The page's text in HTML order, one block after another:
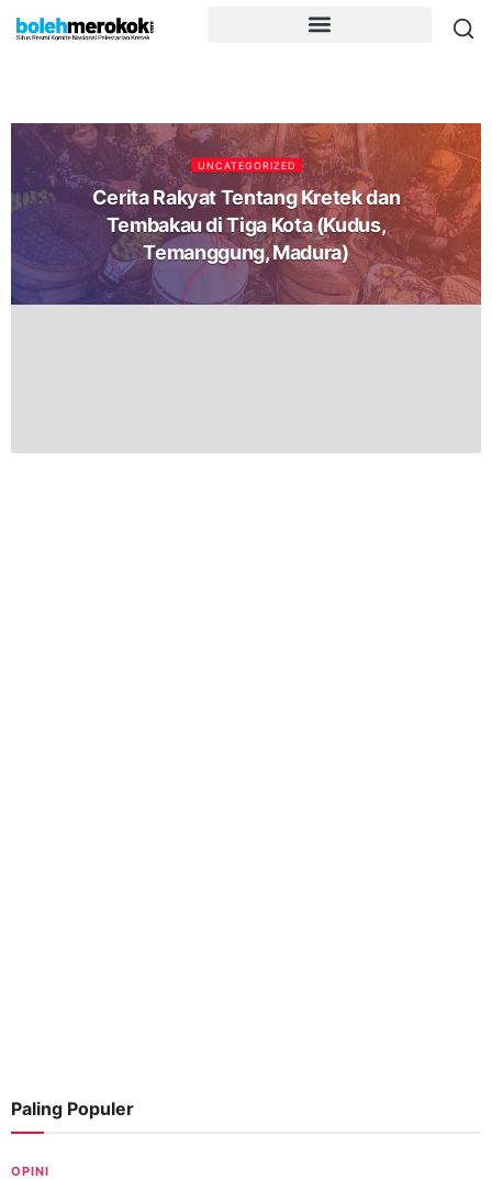
UNCATEGORIZED
Cerita Rakyat Tentang Kretek dan
Tembakau di Tiga Kota (Kudus,
Temanggung, Madura)
Paling Populer
OPINI